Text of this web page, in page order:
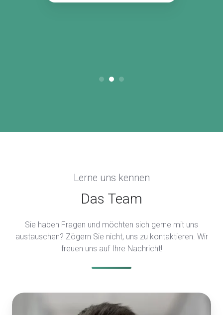
Lerne uns kennen
Das Team
Sie haben Fragen und möchten sich gerne mit uns
austauschen? Zögern Sie nicht, uns zu kontaktieren. Wir
freuen uns auf Ihre Nachricht!
Urs